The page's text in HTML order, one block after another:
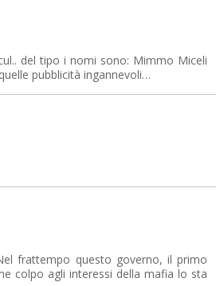
del tipo i nomi sono: Mimmo Miceli
pubblicità ingannevoli…
frattempo questo governo, il primo
colpo agli interessi della mafia lo sta